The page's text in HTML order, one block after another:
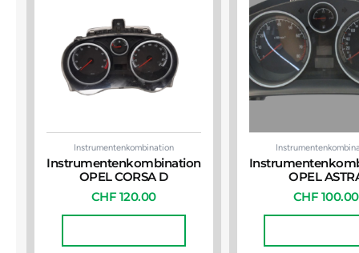
Instrumentenkombination
Instrumentenkombination
OPEL CORSA D
CHF 120.00
OPEL
CHF 100.00